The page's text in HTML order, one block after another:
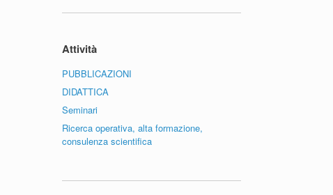
Attività
PUBBLICAZIONI
DIDATTICA
Seminari
Ricerca operativa, alta formazione,
consulenza scientifica